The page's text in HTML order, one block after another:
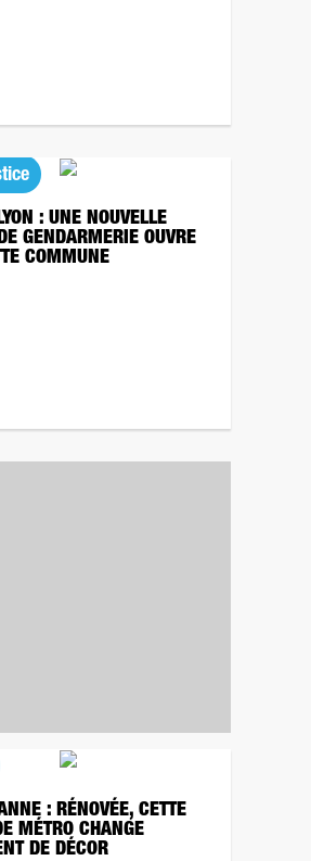
: UNE NOUVELLE
GENDARMERIE OUVRE
COMMUNE
: RÉNOVÉE, CETTE
MÉTRO CHANGE
DE DÉCOR